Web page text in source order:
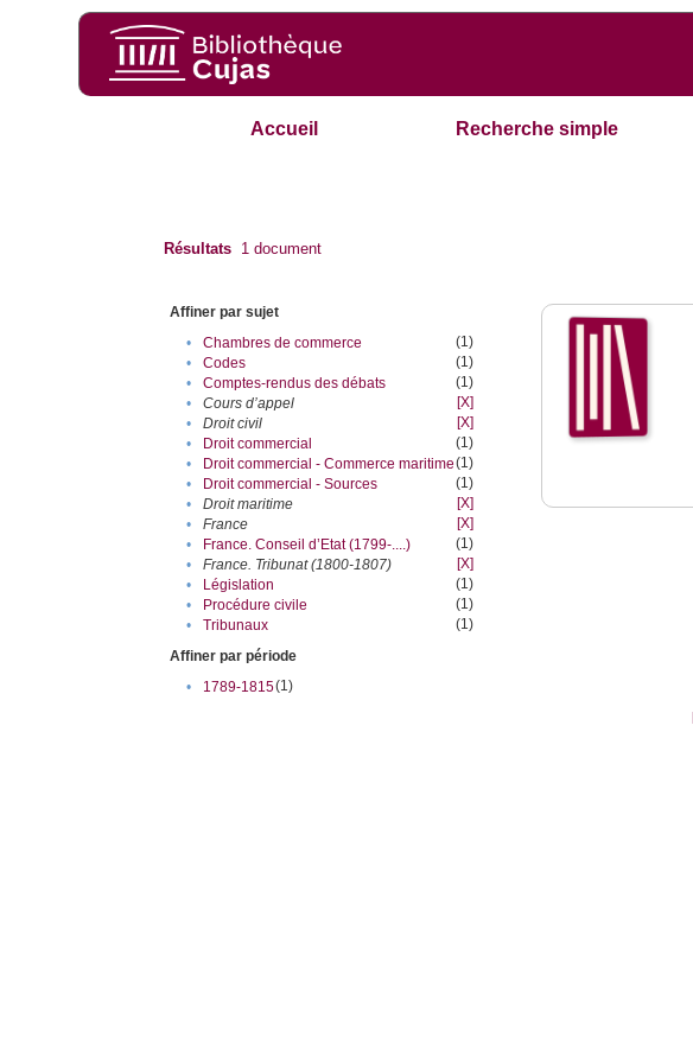
Accueil Recherche simple
Résultats 1 document
Affiner par sujet
•
Chambres de commerce
(1)
•
Codes
(1)
•
Comptes-rendus des débats
(1)
•
Cours d’appel
[X]
•
Droit civil
[X]
•
Droit commercial
(1)
•
Droit commercial - Commerce maritime(1)
•
Droit commercial - Sources
(1)
•
Droit maritime
[X]
•
France
[X]
•
France. Conseil d’Etat (1799-....)
(1)
•
France. Tribunat (1800-1807)
[X]
•
Législation
(1)
•
Procédure civile
(1)
•
Tribunaux
(1)
Affiner par période
•
1789-1815(1)